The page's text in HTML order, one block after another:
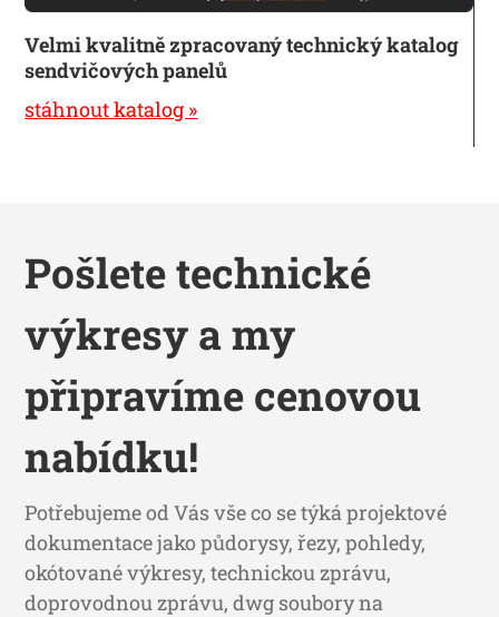
Velmi kvalitně zpracovaný technický katalog
sendvičových panelů
stáhnout katalog »
Pošlete technické
výkresy a my
připravíme cenovou
nabídku!
Potřebujeme od Vás vše co se týká projektové
dokumentace jako půdorysy, řezy, pohledy,
okótované výkresy, technickou zprávu,
doprovodnou zprávu, dwg soubory na